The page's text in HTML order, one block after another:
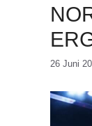
26 Juni